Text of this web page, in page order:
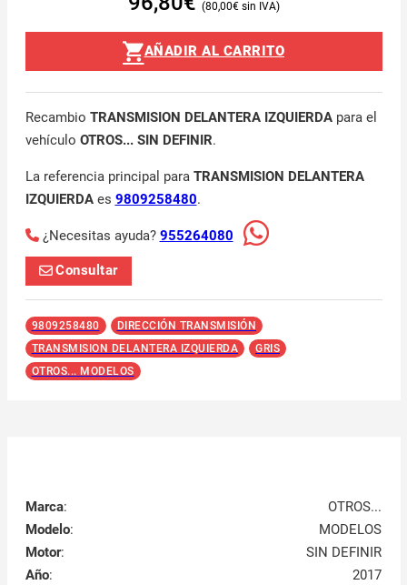
80,00€
AÑADIR AL CARRITO
Recambio TRANSMISION DELANTERA IZQUIERDApara el
vehículo OTROS... SIN DEFINIR.
La referencia principal para TRANSMISION DELANTERA
IZQUIERDAes 9809258480.
¿Necesitas ayuda? 955264080
Consultar
9809258480
DIRECCIÓN TRANSMISIÓN
TRANSMISION DELANTERA IZQUIERDA
GRIS
OTROS... MODELOS
Marca:
OTROS...
Modelo:
MODELOS
Motor:
SIN DEFINIR
Año: 2017